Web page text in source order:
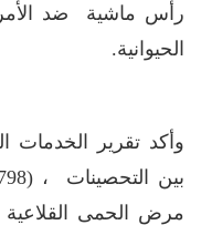
رأس ماشية ضد
الحيوانية.
وأكد تقرير الخدمات